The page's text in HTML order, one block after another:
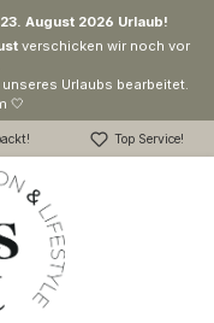
August 2026 Urlaub!
verschicken wir noch vor
Urlaubs bearbeitet.
🤍
Top Service!